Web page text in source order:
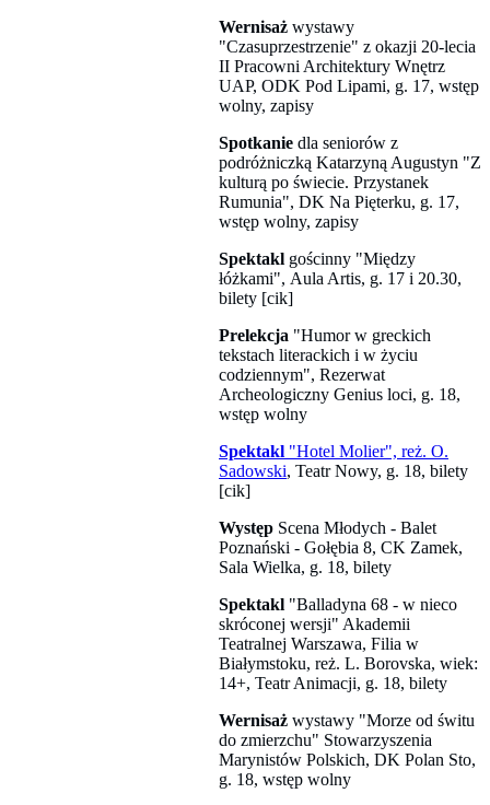
Wernisaż wystawy
"Czasuprzestrzenie" z okazji 20-lecia
II Pracowni Architektury Wnętrz
UAP, ODK Pod Lipami, g. 17, wstęp
wolny, zapisy
Spotkanie dla seniorów z
podróżniczką Katarzyną Augustyn "Z
kulturą po świecie. Przystanek
Rumunia", DK Na Pięterku, g. 17,
wstęp wolny, zapisy
Spektakl gościnny "Między
łóżkami", Aula Artis, g. 17 i 20.30,
bilety [cik]
Prelekcja "Humor w greckich
tekstach literackich i w życiu
codziennym", Rezerwat
Archeologiczny Genius loci, g. 18,
wstęp wolny
Spektakl "Hotel Molier", reż. O.
Sadowski, Teatr Nowy, g. 18, bilety
[cik]
Występ Scena Młodych - Balet
Poznański - Gołębia 8, CK Zamek,
Sala Wielka, g. 18, bilety
Spektakl "Balladyna 68 - w nieco
skróconej wersji" Akademii
Teatralnej Warszawa, Filia w
Białymstoku, reż. L. Borovska, wiek:
14+, Teatr Animacji, g. 18, bilety
Wernisaż wystawy "Morze od świtu
do zmierzchu" Stowarzyszenia
Marynistów Polskich, DK Polan Sto,
g. 18, wstęp wolny